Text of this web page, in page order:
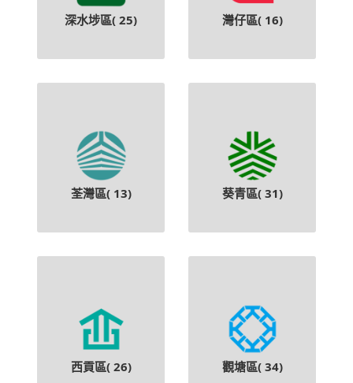
深水埗區( 25) 灣仔區( 16)
荃灣區( 13) 葵青區( 31)
西貢區( 26) 觀塘區( 34)